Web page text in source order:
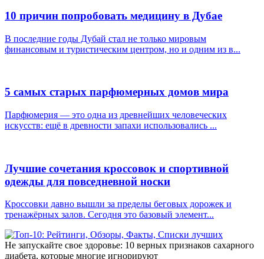
10 причин попробовать медицину в Дубае
В последние годы Дубай стал не только мировым
финансовым и туристическим центром, но и одним из в...
5 самых старых парфюмерных домов мира
Парфюмерия — это одна из древнейших человеческих
искусств: ещё в древности запахи использовались ...
Лучшие сочетания кроссовок и спортивной
одежды для повседневной носки
Кроссовки давно вышли за пределы беговых дорожек и
тренажёрных залов. Сегодня это базовый элемент...
Не запускайте свое здоровье: 10 верных признаков сахарного
диабета, которые многие игнорируют